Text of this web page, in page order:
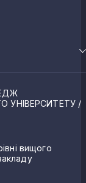
УНІВЕРСИТЕТУ /
вищого